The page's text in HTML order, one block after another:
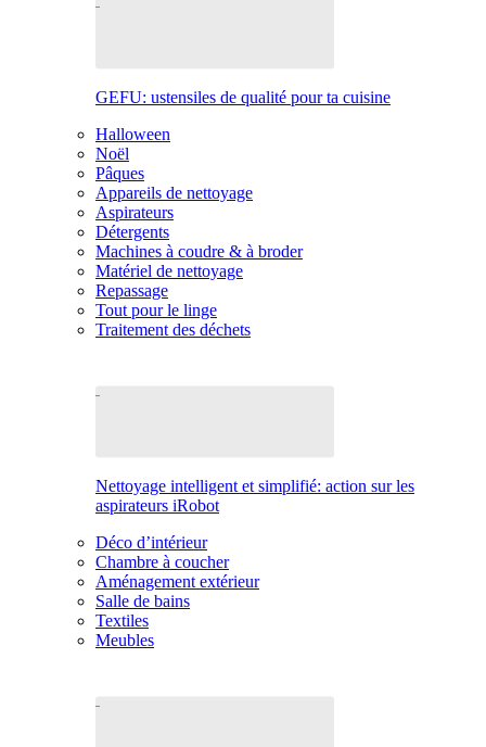
GEFU: ustensiles de qualité pour ta cuisine
Halloween
Noël
Pâques
Appareils de nettoyage
Aspirateurs
Détergents
Machines à coudre & à broder
Matériel de nettoyage
Repassage
Tout pour le linge
Traitement des déchets
Nettoyage intelligent et simplifié: action sur les
aspirateurs iRobot
Déco d’intérieur
Chambre à coucher
Aménagement extérieur
Salle de bains
Textiles
Meubles